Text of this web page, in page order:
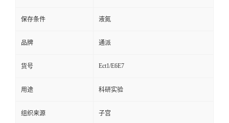
保存条件 液氮
品牌 通派
货号 Ect1/E6E7
用途 科研实验
组织来源 子宫